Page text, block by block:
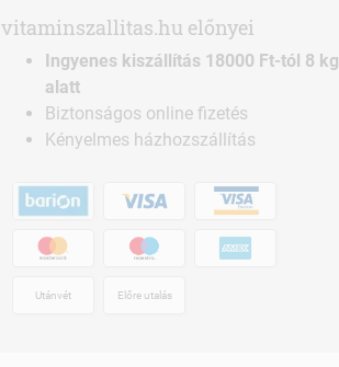
vitaminszallitas.hu előnyei
Ingyenes kiszállítás 18000 Ft-tól 8 kg
alatt
Biztonságos online fizetés
Kényelmes házhozszállítás
Utánvét Előre utalás